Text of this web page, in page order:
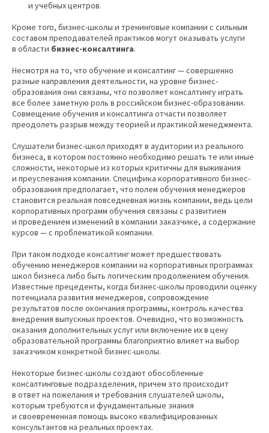
и учебных центров.
Кроме того, бизнес-школы и тренинговые компании с сильным
составом преподавателей практиков могут оказывать услуги
в области бизнес-консалтинга.
Несмотря на то, что обучение и консалтинг — совершенно
разные направления деятельности, на уровне бизнес-
образования они связаны, что позволяет консалтингу играть
все более заметную роль в российском бизнес-образовании.
Совмещение обучения и консалтинга отчасти позволяет
преодолеть разрыв между теорией и практикой менеджмента.
Слушатели бизнес-школ приходят в аудитории из реального
бизнеса, в котором постоянно необходимо решать те или иные
сложности, некоторые из которых критичны для выживания
и преуспевания компании. Специфика корпоративного бизнес-
образования предполагает, что полем обучения менеджеров
становится реальная повседневная жизнь компании, ведь цели
корпоративных программ обучения связаны с развитием
и проведением изменений в компании заказчике, а содержание
курсов — с проблематикой компании.
При таком подходе консалтинг может предшествовать
обучению менеджеров компании на корпоративных программах
школ бизнеса либо быть логическим продолжением обучения.
Известные прецеденты, когда бизнес-школы проводили оценку
потенциала развития менеджеров, сопровождение
результатов после окончания программы, контроль качества
внедрения выпускных проектов. Очевидно, что возможность
оказания дополнительных услуг или включение их в цену
образовательной программы благоприятно влияет на выбор
заказчиком конкретной бизнес-школы.
Некоторые бизнес-школы создают обособленные
консалтинговые подразделения, причем это происходит
в ответ на пожелания и требования слушателей школы,
которым требуются и фундаментальные знания
и своевременная помощь высоко квалифицированных
консультантов на реальных проектах.